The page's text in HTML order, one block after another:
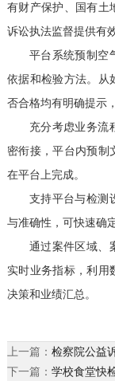
有财产保护、国有土
诉讼执法监督提供有
平台系统预制空
依据和检验方法。从
否合格均有明确提示
充分考虑业务流
密衔接，平台内预制
在平台上完成。
支持平台与检测
与准确性，可快速确
通过案件区域、
实时业务指标，利用
决策和业绩汇总。
上一篇： 检察院公益
下一篇： 学校食堂快